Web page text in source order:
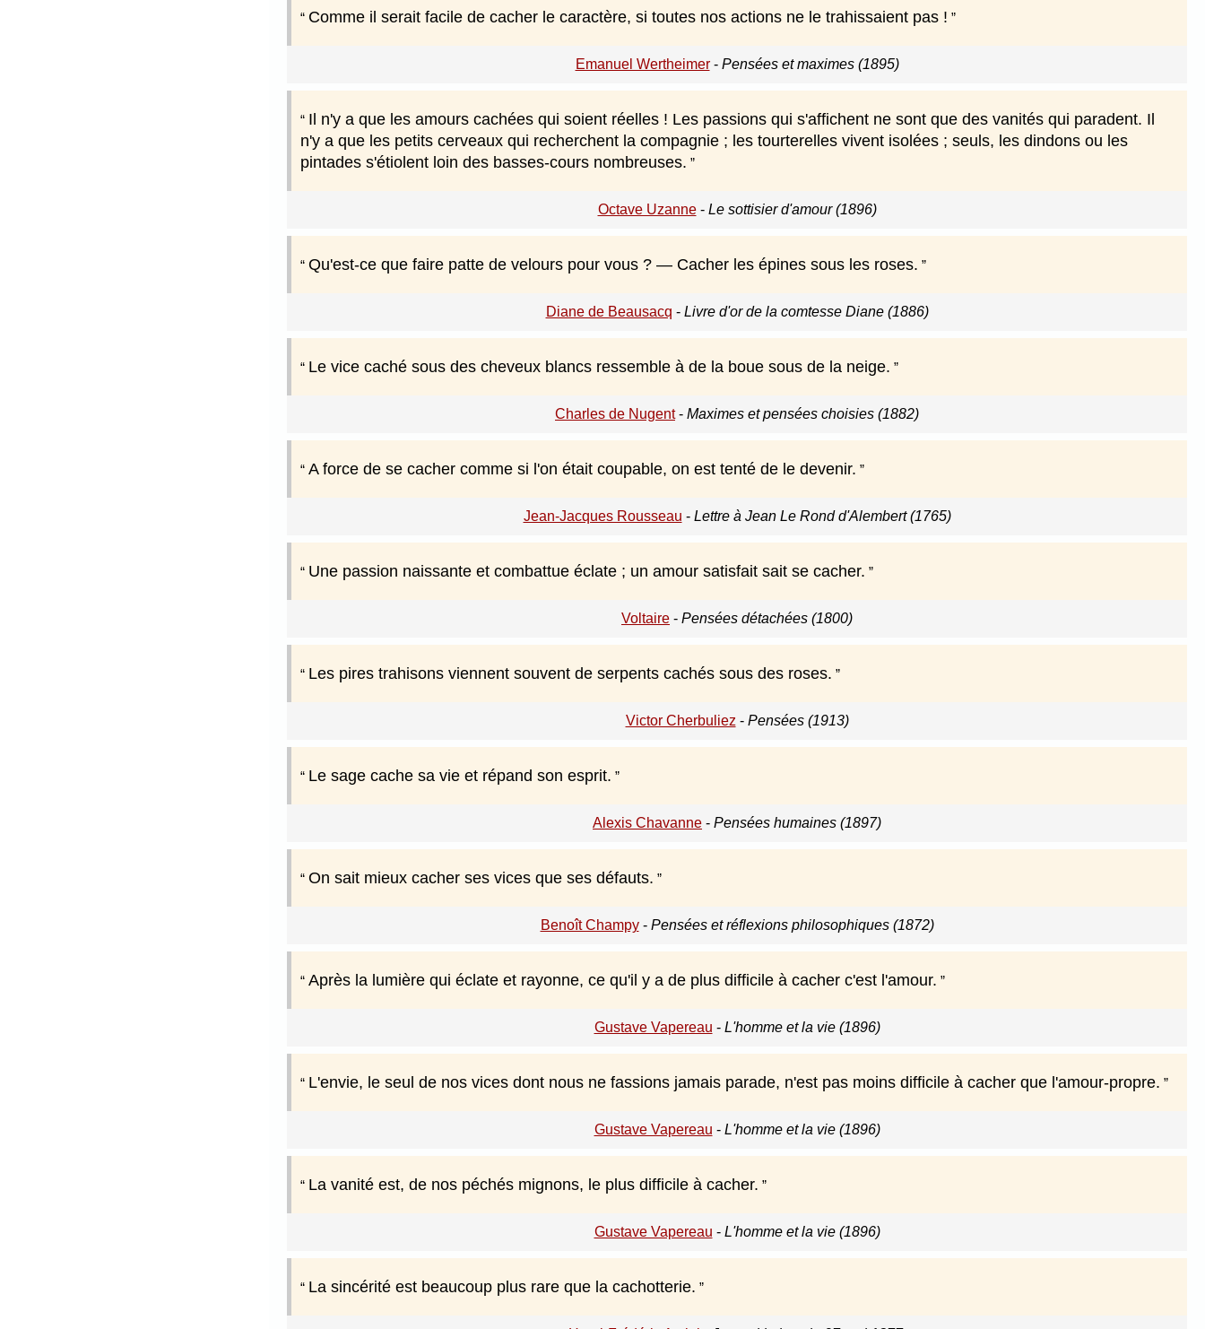
Comme il serait facile de cacher le caractère, si toutes nos actions ne le trahissaient pas !
Emanuel Wertheimer- Pensées et maximes (1895)
Il n'y a que les amours cachées qui soient réelles ! Les passions qui s'affichent ne sont que des vanités qui paradent. Il
n'y a que les petits cerveaux qui recherchent la compagnie ; les tourterelles vivent isolées ; seuls, les dindons ou les
pintades s'étiolent loin des basses-cours nombreuses.
Octave Uzanne- Le sottisier d'amour (1896)
Qu'est-ce que faire patte de velours pour vous ? — Cacher les épines sous les roses.
Diane de Beausacq - Livre d'or de la comtesse Diane (1886)
Le vice caché sous des cheveux blancs ressemble à de la boue sous de la neige.
Charles de Nugent- Maximes et pensées choisies (1882)
A force de se cacher comme si l'on était coupable, on est tenté de le devenir.
Jean-Jacques Rousseau - Lettre à Jean Le Rond d'Alembert (1765)
Une passion naissante et combattue éclate ; un amour satisfait sait se cacher.
Voltaire - Pensées détachées (1800)
Les pires trahisons viennent souvent de serpents cachés sous des roses.
Victor Cherbuliez - Pensées (1913)
Le sage cache sa vie et répand son esprit.
Alexis Chavanne - Pensées humaines (1897)
On sait mieux cacher ses vices que ses défauts.
Benoît Champy- Pensées et réflexions philosophiques (1872)
Après la lumière qui éclate et rayonne, ce qu'il y a de plus difficile à cacher c'est l'amour.
Gustave Vapereau - L'homme et la vie (1896)
L'envie, le seul de nos vices dont nous ne fassions jamais parade, n'est pas moins difficile à cacher que l'amour-propre.
Gustave Vapereau - L'homme et la vie (1896)
La vanité est, de nos péchés mignons, le plus difficile à cacher.
Gustave Vapereau - L'homme et la vie (1896)
La sincérité est beaucoup plus rare que la cachotterie.